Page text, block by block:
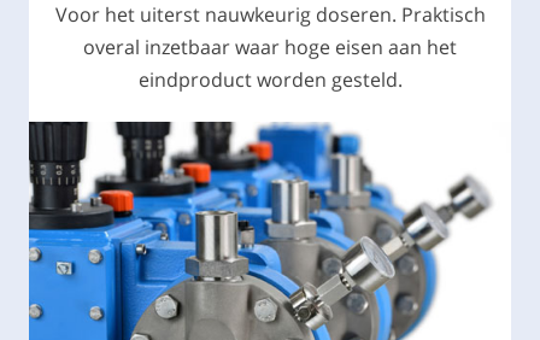
Voor het uiterst nauwkeurig doseren. Praktisch
overal inzetbaar waar hoge eisen aan het
eindproduct worden gesteld.